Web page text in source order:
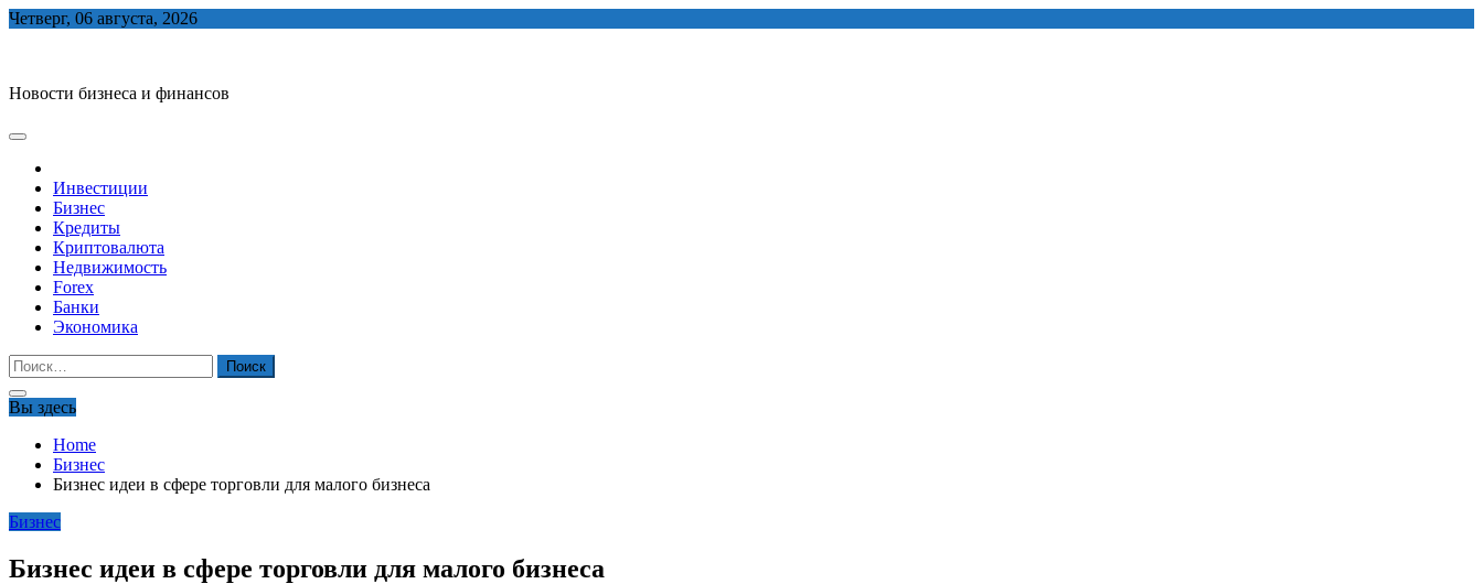
Skip
Четверг, 06 августа, 2026
Новости бизнеса и финансов
Инвестиции
Бизнес
Кредиты
Криптовалюта
Недвижимость
Forex
Банки
Экономика
Найти:
Вы здесь
Home
Бизнес
Бизнес идеи в сфере торговли для малого бизнеса
Бизнес
Бизнес идеи в сфере торговли для малого бизнеса